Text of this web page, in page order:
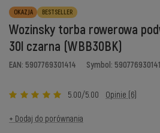
OKAZJA BESTSELLER
Wozinsky torba rowerowa
30l czarna (WBB30BK)
EAN: 5907769301414 Symbol:
5.00/5.00 Opinie (6)
+ Dodaj do porównania